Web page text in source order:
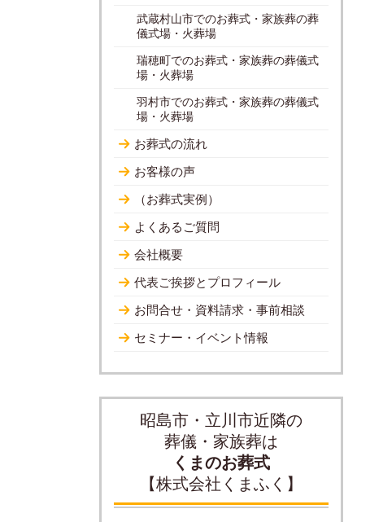
武蔵村山市でのお葬式・家族葬の葬
儀式場・火葬場
瑞穂町でのお葬式・家族葬の葬儀式
場・火葬場
羽村市でのお葬式・家族葬の葬儀式
場・火葬場
お葬式の流れ
お客様の声
（お葬式実例）
よくあるご質問
会社概要
代表ご挨拶とプロフィール
お問合せ・資料請求・事前相談
セミナー・イベント情報
昭島市・立川市近隣の
葬儀・家族葬は
くまのお葬式
【株式会社くまふく】